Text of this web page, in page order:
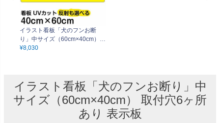
イラスト看板「犬のフンお断
り」中サイズ（60cm×40cm）
取付穴6ヶ所あり 表示板
¥8,030
イラスト看板「犬のフンお断り」中
サイズ（60cm×40cm） 取付穴6ヶ所
あり 表示板